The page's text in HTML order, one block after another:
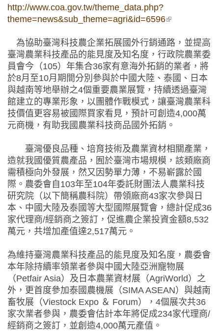
http://www.coa.gov.tw/theme_data.php?
theme=news&sub_theme=agri&id=6596(link is
為協助臺灣科技農企業拓展國外行銷通路，並提高
臺灣農業科技產品的能見度及知名度，行政院農業委
員會今（105）年集合36家有意海外拓銷的業者，將
於8月至10月期間分別參與於中國大陸、泰國、日本
與越南等地舉辦之4個重要農業展覽，持續透過臺灣
館建立的專業形象，以團體作戰模式，讓臺灣農業科
技價值更容易被國際買家看見，預計可創造4,000萬
元商機，有助我國農業科技商品國外拓銷。
臺灣優良品種、培育技術及農業資材相關產業，
造就我國優質農產品，囿於臺灣市場規模，該類廠商
需積極向外發展，然又因勢單力薄，不易嶄露於國
際。農委會自103年至104年委託財團法人農業科技
研究院（以下簡稱農科院）帶領廠商43家次參與日
本、中國大陸及泰國等大型國際展覽會，總計促成36
家代理商/經銷商之簽訂，促進農企業投資金額8,532
萬元，共增加產值達2,517萬元。
為維持臺灣農業科技產品的能見度及知名度，農委會
本年除持續率領業者參與中國大陸亞洲寵物展
（Petfair Asia）及日本農業資材展（AgriWorld）之
外，更首度參加泰國農機展（SIMA ASEAN）與越南
畜牧展（Viestock Expo ＆ Forum），4個展次共36
家次業者參與，農委會估計本年將促成234家代理商/
經銷商之簽訂，並創造4,000萬元產值。